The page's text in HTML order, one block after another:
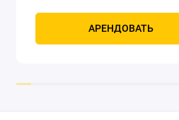
АРЕНДОВАТЬ